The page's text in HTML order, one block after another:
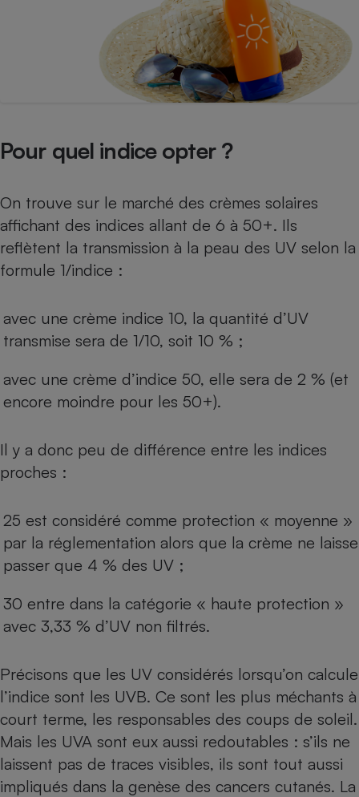
Pour quel indice opter ?
On trouve sur le marché des crèmes solaires
affichant des indices allant de 6 à 50+. Ils
reflètent la transmission à la peau des UV selon la
formule 1/indice :
avec une crème indice 10, la quantité d’UV
transmise sera de 1/10, soit 10 % ;
avec une crème d’indice 50, elle sera de 2 % (et
encore moindre pour les 50+).
Il y a donc peu de différence entre les indices
proches :
25 est considéré comme protection « moyenne »
par la réglementation alors que la crème ne laisse
passer que 4 % des UV ;
30 entre dans la catégorie « haute protection »
avec 3,33 % d’UV non filtrés.
Précisons que les UV considérés lorsqu’on calcule
l’indice sont les UVB. Ce sont les plus méchants à
court terme, les responsables des coups de soleil.
Mais les UVA sont eux aussi redoutables : s’ils ne
laissent pas de traces visibles, ils sont tout aussi
impliqués dans la genèse des cancers cutanés. La
Plaque de cuisson à
induction
Climatiseur -
Ventilateur
Cafetière à expressos
Robot ménager
Téléphone mobile -
Smartphone